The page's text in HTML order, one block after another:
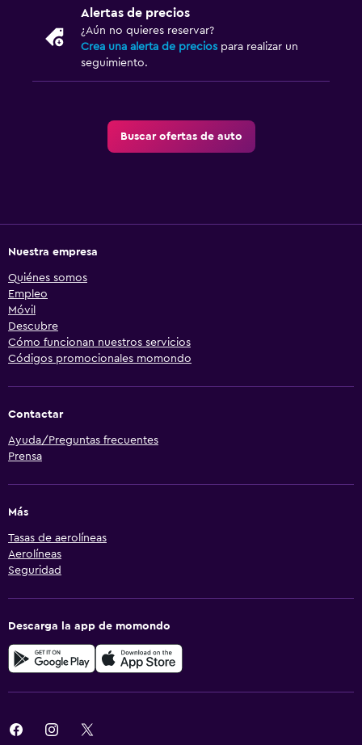
Alertas de precios
¿Aún no quieres reservar?
Crea una alerta de precios para realizar un
seguimiento.
Buscar ofertas de auto
Nuestra empresa
Quiénes somos
Empleo
Móvil
Descubre
Cómo funcionan nuestros servicios
Códigos promocionales momondo
Contactar
Ayuda/Preguntas frecuentes
Prensa
Más
Tasas de aerolíneas
Aerolíneas
Seguridad
Descarga la app de momondo